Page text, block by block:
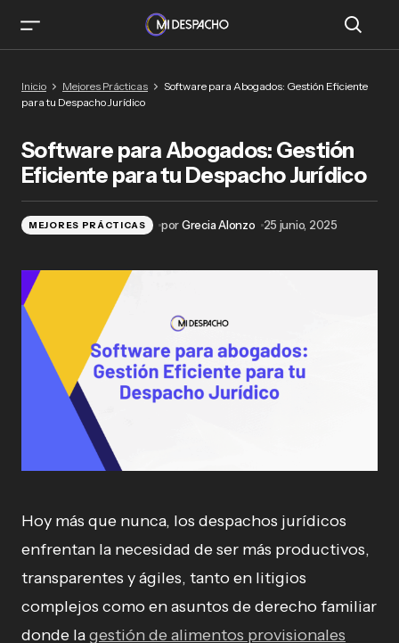
para tu Despacho Jurídico
Inicio Mejores Prácticas
Software para Abogados: Gestión Eficiente
para tu Despacho Jurídico
Software para Abogados: Gestión
Eficiente para tu Despacho Jurídico
MEJORES PRÁCTICAS porGrecia Alonzo 25 junio, 2025
Hoy más que nunca, los despachos jurídicos
enfrentan la necesidad de ser más productivos,
transparentes y ágiles, tanto en litigios
complejos como en asuntos de derecho familiar
donde lagestión de alimentos provisionales